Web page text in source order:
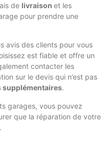
de livraison et les
pour prendre une
avis des clients pour vous
est fiable et offre un
contacter les
sur le devis qui n’est pas
supplémentaires.
garages, vous pouvez
que la réparation de votre